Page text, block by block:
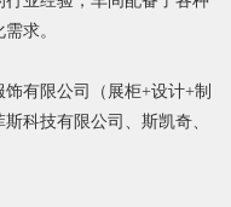
求。
有限公司（展柜+设计+制
科技有限公司、斯凯奇、